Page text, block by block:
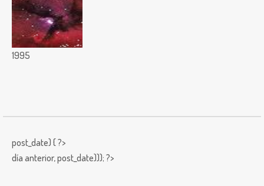
1995
post_date) { ?>
día anterior,post_date))); ?>